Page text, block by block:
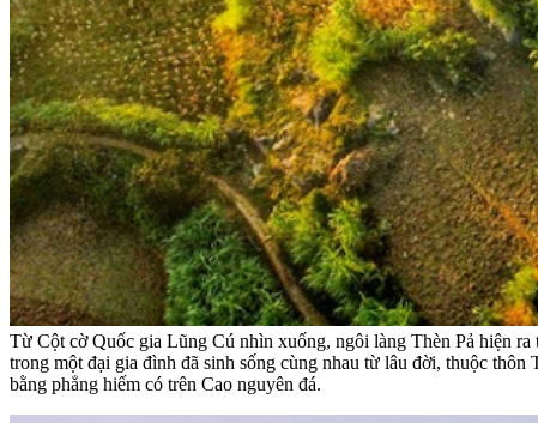
Từ Cột cờ Quốc gia Lũng Cú nhìn xuống, ngôi làng Thèn Pả hiện
trong một đại gia đình đã sinh sống cùng nhau từ lâu đời, thuộc
bằng phẳng hiếm có trên Cao nguyên đá.